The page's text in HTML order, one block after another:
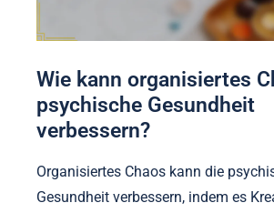
Wie kann organisiertes
psychische Gesundheit
verbessern?
Organisiertes Chaos kann die
Gesundheit verbessern, indem es